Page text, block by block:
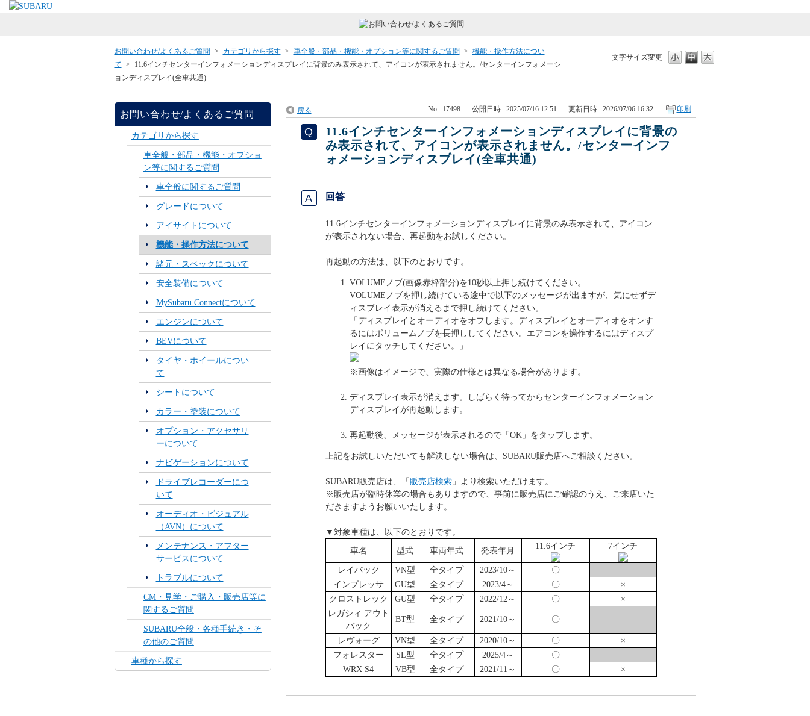
文字サイズ変更
お問い合わせ/よくあるご質問 > カテゴリから探す > 車全般・部品・機能・オプション等に関するご質問 > 機能・操作方法につい
て >
11.6インチセンターインフォメーションディスプレイに背景のみ表示されて、アイコンが表示されません。/センターインフォメーシ
ョンディスプレイ(全車共通)
お問い合わせ/よくあるご質問
カテゴリから探す
車全般・部品・機能・オプショ
ン等に関するご質問
車全般に関するご質問
グレードについて
アイサイトについて
機能・操作方法について
諸元・スペックについて
安全装備について
MySubaru Connectについて
エンジンについて
BEVについて
タイヤ・ホイールについ
て
シートについて
カラー・塗装について
オプション・アクセサリ
ーについて
ナビゲーションについて
ドライブレコーダーにつ
いて
オーディオ・ビジュアル
（AVN）について
メンテナンス・アフター
サービスについて
トラブルについて
CM・見学・ご購入・販売店等に
関するご質問
SUBARU全般・各種手続き・そ
の他のご質問
車種から探す
戻る No : 17498 公開日時 : 2025/07/16 12:51 更新日時 : 2026/07/06 16:32 印刷
11.6インチセンターインフォメーションディスプレイに背景の
み表示されて、アイコンが表示されません。/センターインフ
ォメーションディスプレイ(全車共通)
回答
11.6インチセンターインフォメーションディスプレイに背景のみ表示されて、アイコン
が表示されない場合、再起動をお試しください。
再起動の方法は、以下のとおりです。
VOLUMEノブ(画像赤枠部分)を10秒以上押し続けてください。
VOLUMEノブを押し続けている途中で以下のメッセージが出ますが、気にせずデ
ィスプレイ表示が消えるまで押し続けてください。
「ディスプレイとオーディオをオフします。ディスプレイとオーディオをオンす
るにはボリュームノブを長押ししてください。エアコンを操作するにはディスプ
レイにタッチしてください。」
※画像はイメージで、実際の仕様とは異なる場合があります。
ディスプレイ表示が消えます。しばらく待ってからセンターインフォメーション
ディスプレイが再起動します。
再起動後、メッセージが表示されるので「OK」をタップします。
上記をお試しいただいても解決しない場合は、SUBARU販売店へご相談ください。
SUBARU販売店は、「 販売店検索」より検索いただけます。
※販売店が臨時休業の場合もありますので、事前に販売店にご確認のうえ、ご来店いた
だきますようお願いいたします。
▼対象車種は、以下のとおりです。
車名 型式 車両年式 発表年月
11.6インチ 7インチ
レイバック VN型 全タイプ 2023/10～
〇
インプレッサ
GU型 全タイプ 2023/4～ 〇
×
クロストレック
GU型 全タイプ 2022/12～ 〇
×
レガシィ アウト
バック
BT型 全タイプ 2021/10～ 〇
レヴォーグ VN型 全タイプ 2020/10～ 〇
×
フォレスター
SL型 全タイプ 2025/4～
〇
WRX S4
VB型 全タイプ 2021/11～ 〇 ×